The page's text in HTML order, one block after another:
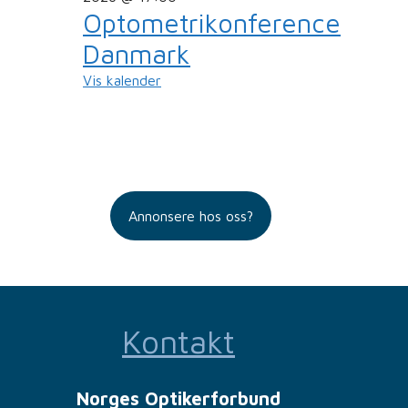
Optometrikonference
Danmark
Vis kalender
Annonsere hos oss?
Kontakt
Norges Optikerforbund